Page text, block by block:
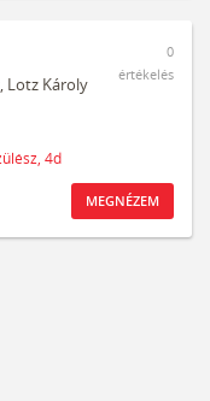
Lotz Károly
4d
0
értékelés
MEGNÉZEM